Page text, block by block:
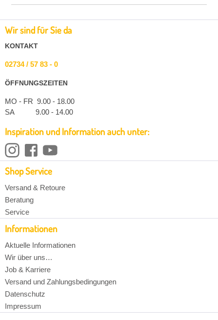
Wir sind für Sie da
KONTAKT
02734 / 57 83 - 0
ÖFFNUNGSZEITEN
MO - FR 9.00 - 18.00
SA 9.00 - 14.00
Inspiration und Information auch unter:
Shop Service
Versand & Retoure
Beratung
Service
Informationen
Aktuelle Informationen
Wir über uns…
Job & Karriere
Versand und Zahlungsbedingungen
Datenschutz
Impressum